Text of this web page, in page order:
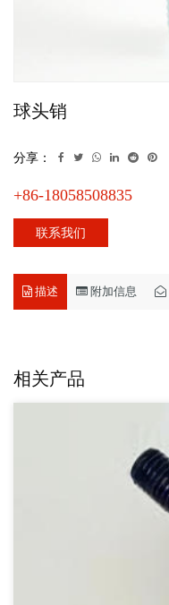
球头销
分享：
+86-18058508835
联系我们
描述 附加信息
相关产品